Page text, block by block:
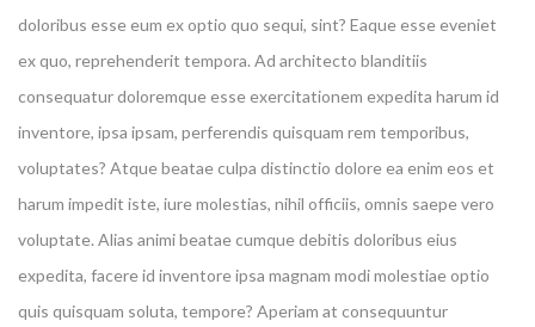
doloribus esse eum ex optio quo sequi, sint? Eaque esse eveniet
ex quo, reprehenderit tempora. Ad architecto blanditiis
consequatur doloremque esse exercitationem expedita harum id
inventore, ipsa ipsam, perferendis quisquam rem temporibus,
voluptates? Atque beatae culpa distinctio dolore ea enim eos et
harum impedit iste, iure molestias, nihil officiis, omnis saepe vero
voluptate. Alias animi beatae cumque debitis doloribus eius
expedita, facere id inventore ipsa magnam modi molestiae optio
quis quisquam soluta, tempore? Aperiam at consequuntur